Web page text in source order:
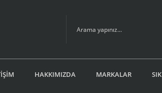
HAKKIMIZDA MARKALAR